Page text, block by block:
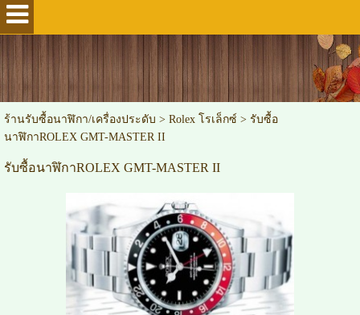
ร้านรับซื้อนาฬิกา/เครื่องประดับ > Rolex โรเล็กซ์ > รับซื้อ
นาฬิกาROLEX GMT-MASTER II
รับซื้อนาฬิกาROLEX GMT-MASTER II